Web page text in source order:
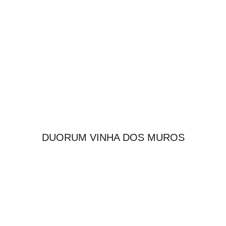
DUORUM VINHA DOS MUROS